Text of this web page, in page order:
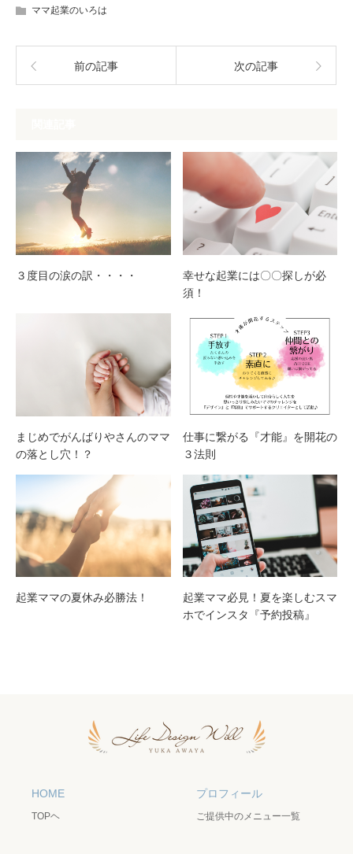
ママ起業のいろは
前の記事 次の記事
３度目の涙の訳・・・・
幸せな起業には〇〇探しが必
須！
まじめでがんばりやさんのママ
の落とし穴！？
仕事に繋がる『才能』を開花の
３法則
起業ママの夏休み必勝法！
起業ママ必見！夏を楽しむスマ
ホでインスタ『予約投稿』
HOME
TOPヘ
プロフィール
ご提供中のメニュー一覧